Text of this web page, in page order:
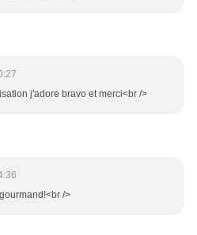
j'adore bravo et merci<br />
/>